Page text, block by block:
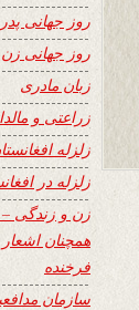
روز جهانی
روز جهانی زن
زبان مادری
زراعتی و
زلزله
زلزله در
زن و زندگی
همچنان اشعار
فرخنده
سازمان